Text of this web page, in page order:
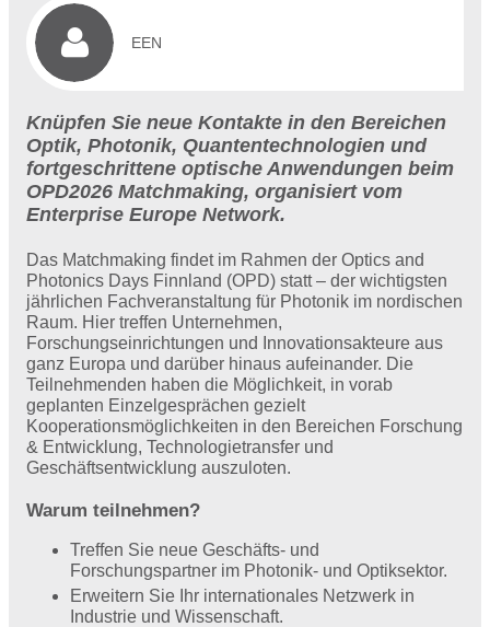
EEN
Knüpfen Sie neue Kontakte in den Bereichen
Optik, Photonik, Quantentechnologien und
fortgeschrittene optische Anwendungen beim
OPD2026 Matchmaking, organisiert vom
Enterprise Europe Network.
Das Matchmaking findet im Rahmen der Optics and
Photonics Days Finnland (OPD) statt – der wichtigsten
jährlichen Fachveranstaltung für Photonik im nordischen
Raum. Hier treffen Unternehmen,
Forschungseinrichtungen und Innovationsakteure aus
ganz Europa und darüber hinaus aufeinander. Die
Teilnehmenden haben die Möglichkeit, in vorab
geplanten Einzelgesprächen gezielt
Kooperationsmöglichkeiten in den Bereichen Forschung
& Entwicklung, Technologietransfer und
Geschäftsentwicklung auszuloten.
Warum teilnehmen?
Treffen Sie neue Geschäfts- und
Forschungspartner im Photonik- und Optiksektor.
Erweitern Sie Ihr internationales Netzwerk in
Industrie und Wissenschaft.